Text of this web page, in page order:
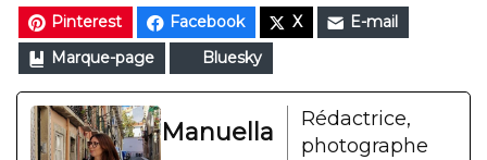
Pinterest Facebook X
E-mail
Marque-page
Bluesky
Manuella
Rédactrice,
photographe